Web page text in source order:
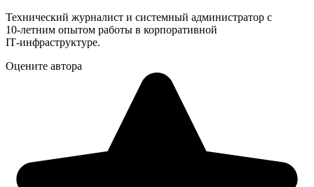
Технический журналист и системный администратор с
10‑летним опытом работы в корпоративной
IT‑инфраструктуре.
Оцените автора